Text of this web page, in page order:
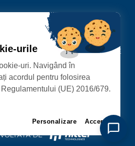
DATELOR PERSONALE
DE
MUNICIPIULUI
NR. 1 CORP M, 440026 SATU MARE
urile
uri. Navigând în
acordul pentru folosirea
(UE) 2016/679.
Personalizare Accept